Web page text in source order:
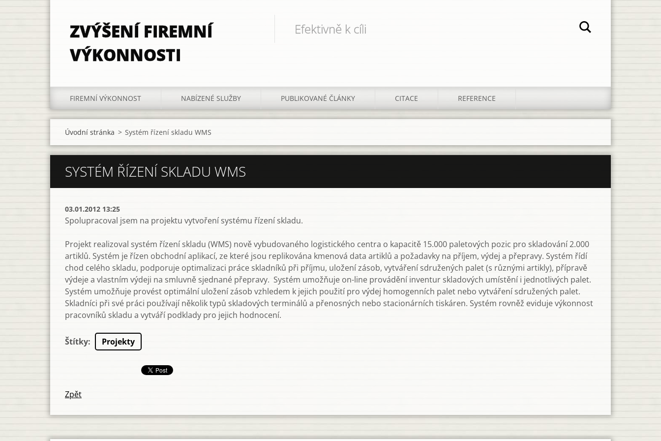
ZVÝŠENÍ FIREMNÍ
VÝKONNOSTI
Efektivně k cíli
FIREMNÍ VÝKONNOST NABÍZENÉ SLUŽBY PUBLIKOVANÉ ČLÁNKY CITACE REFERENCE
Úvodní stránka > Systém řízení skladu WMS
SYSTÉM ŘÍZENÍ SKLADU WMS
03.01.2012 13:25
Spolupracoval jsem na projektu vytvoření systému řízení skladu.
Projekt realizoval systém řízení skladu (WMS) nově vybudovaného logistického centra o kapacitě 15.000 paletových pozic pro skladování 2.000
artiklů. Systém je řízen obchodní aplikací, ze které jsou replikována kmenová data artiklů a požadavky na příjem, výdej a přepravy. Systém řídí
chod celého skladu, podporuje optimalizaci práce skladníků při příjmu, uložení zásob, vytváření sdružených palet (s různými artikly), přípravě
výdeje a vlastním výdeji na smluvně sjednané přepravy. Systém umožňuje on-line provádění inventur skladových umístění i jednotlivých palet.
Systém umožňuje provést optimální uložení zásob vzhledem k jejich použití pro výdej homogenních palet nebo vytváření sdružených palet.
Skladníci při své práci používají několik typů skladových terminálů a přenosných nebo stacionárních tiskáren. Systém rovněž eviduje výkonnost
pracovníků skladu a vytváří podklady pro jejich hodnocení.
Štítky: Projekty
Zpět